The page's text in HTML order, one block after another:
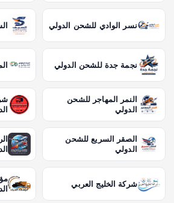
نسر الوادي للشحن الدولي
نجمة جدة للشحن الدولي
النمر المهاجر للشحن
الدولي
الصقر السريع للشحن
الدولي
شركة الخليج العربي